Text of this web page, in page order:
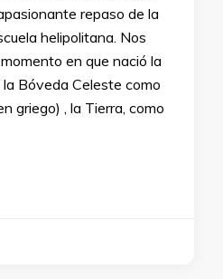
repaso de la
helipolitana. Nos
en que nació la
Bóveda Celeste como
griego) , la Tierra, como